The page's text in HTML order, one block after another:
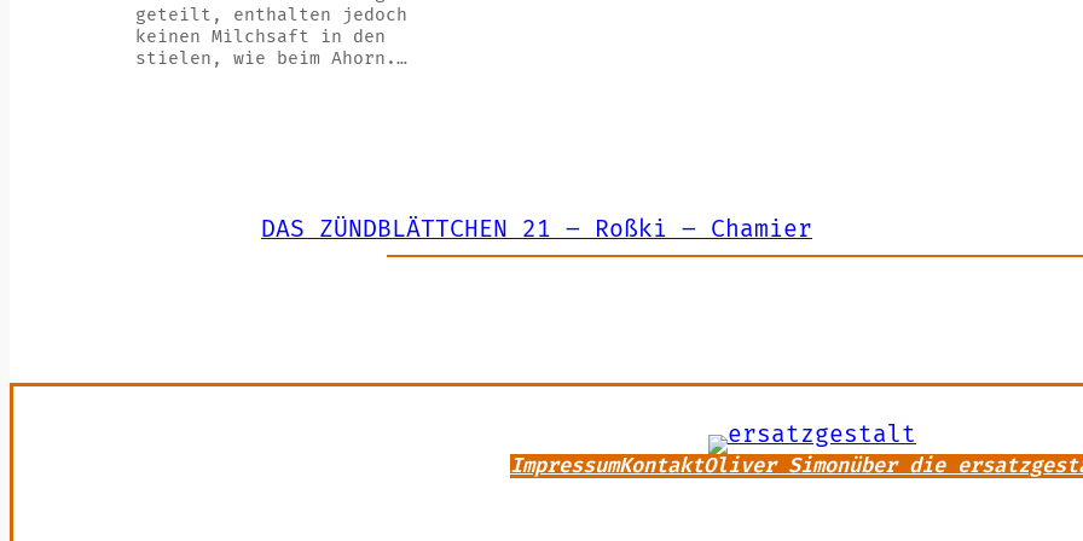
geteilt, enthalten jedoch
keinen Milchsaft in den
stielen, wie beim Ahorn.…
DAS ZÜNDBLÄTTCHEN 21 – Roßki – Chamier
ImpressumKontaktOliver Simonüber die